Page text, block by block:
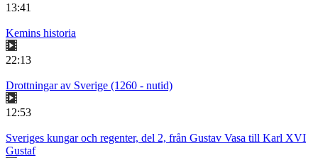
13:41
Kemins historia
22:13
Drottningar av Sverige (1260 - nutid)
12:53
Sveriges kungar och regenter, del 2, från Gustav Vasa till Karl XVI
Gustaf